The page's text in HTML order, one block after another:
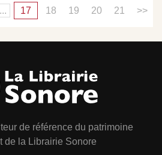
... 17 18 19 20 21 >>
de référence du patrimoine
de la Librairie Sonore